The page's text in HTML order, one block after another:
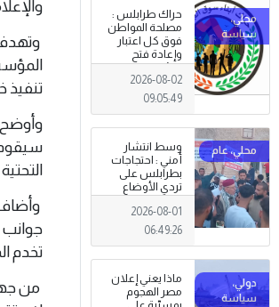
حراك طرابلس :
مصلحة المواطن
فوق كل اعتبار
وإعادة فتح
المؤسسات
جاءت استجابةً
للإرادة الشعبية
2026-08-02
09:05:49
وسط انتشار
أمني : احتجاجات
بطرابلس على
تردي الأوضاع
المعيشية وتدني
الخدمات العامة .
2026-08-01
06:49:26
ماذا يعني إعلان
مصر الهجوم
وتهدف
تنفيذ
وأوضح
سيقوم
وأضاف
جوانب
تخدم
من